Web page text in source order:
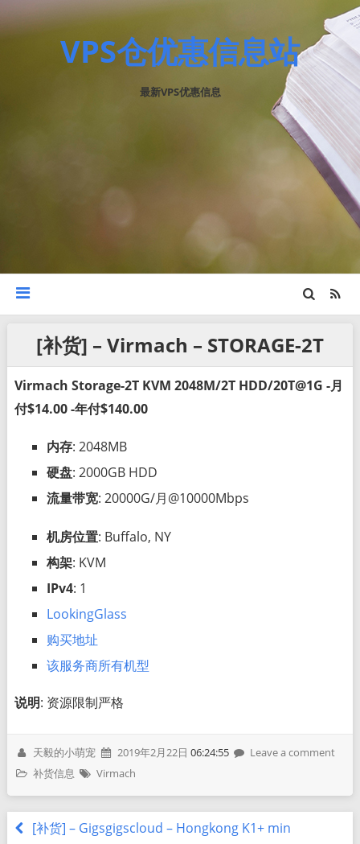
VPS仓优惠信息站
最新VPS优惠信息
[补货] – Virmach – STORAGE-2T
Virmach Storage-2T KVM 2048M/2T HDD/20T@1G -月
付$14.00 -年付$140.00
内存: 2048MB
硬盘: 2000GB HDD
流量带宽: 20000G/月@10000Mbps
机房位置: Buffalo, NY
构架: KVM
IPv4: 1
LookingGlass
购买地址
该服务商所有机型
说明: 资源限制严格
天毅的小萌宠 2019年2月22日 06:24:55
Leave a comment
补货信息
Virmach
[补货] – Gigsgigscloud – Hongkong K1+ min